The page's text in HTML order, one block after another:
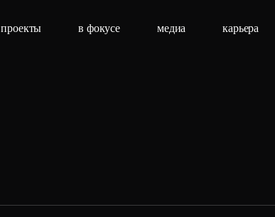
проекты в фокусе медиа карьера